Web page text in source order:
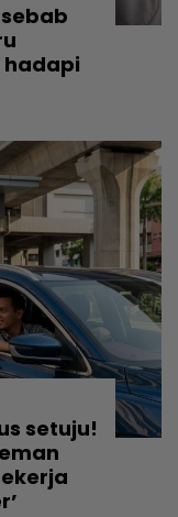
hadapi
setuju!